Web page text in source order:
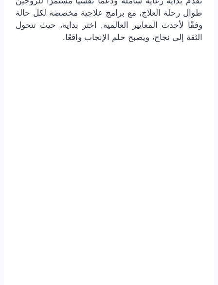
طوال رحلة العلاج، مع برامج علاجية مخصصة لكل حالة
وفقًا لأحدث المعايير العالمية. اختر بداية، حيث تتحول
الثقة إلى نجاح، ويصبح حلم الإنجاب واقعًا.